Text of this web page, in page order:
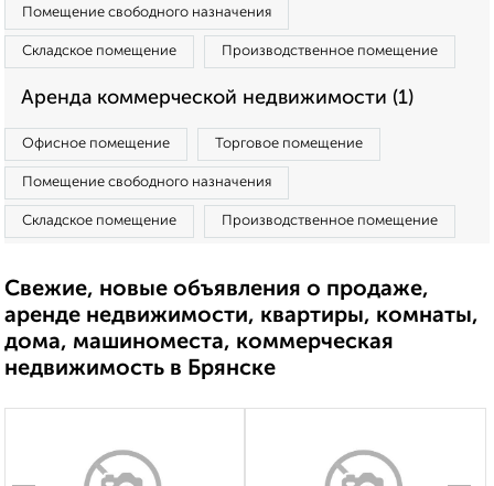
Помещение свободного назначения
Складское помещение Производственное помещение
Аренда коммерческой недвижимости (1)
Офисное помещение Торговое помещение
Помещение свободного назначения
Складское помещение Производственное помещение
Свежие, новые объявления о продаже,
аренде недвижимости, квартиры, комнаты,
дома, машиноместа, коммерческая
недвижимость в Брянске